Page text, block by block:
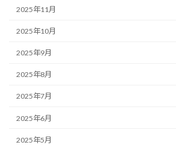
2025年11月
2025年10月
2025年9月
2025年8月
2025年7月
2025年6月
2025年5月